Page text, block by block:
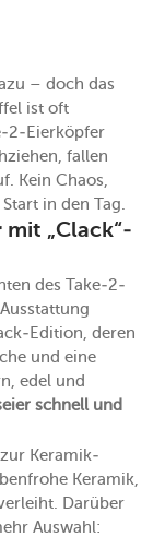
– doch das
ist oft
2-Eierköpfer
fallen
Kein Chaos,
in den Tag.
„Clack“-
des Take-2-
Edition, deren
und eine
edel und
schnell und
Keramik-
Keramik,
Darüber
Auswahl: